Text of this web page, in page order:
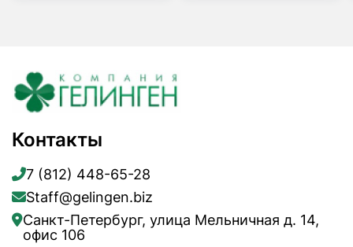
Контакты
7 (812) 448-65-28
Staff@gelingen.biz
Санкт-Петербург, улица Мельничная д. 14,
офис 106